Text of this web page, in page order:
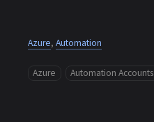
Azure, Automation
Azure Automation Accounts